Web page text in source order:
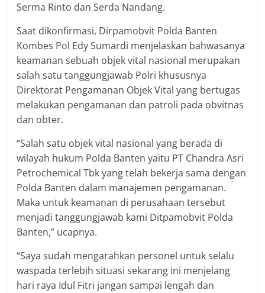
Serma Rinto dan Serda Nandang.
Saat dikonfirmasi, Dirpamobvit Polda Banten
Kombes Pol Edy Sumardi menjelaskan bahwasanya
keamanan sebuah objek vital nasional merupakan
salah satu tanggungjawab Polri khususnya
Direktorat Pengamanan Objek Vital yang bertugas
melakukan pengamanan dan patroli pada obvitnas
dan obter.
“Salah satu objek vital nasional yang berada di
wilayah hukum Polda Banten yaitu PT Chandra Asri
Petrochemical Tbk yang telah bekerja sama dengan
Polda Banten dalam manajemen pengamanan.
Maka untuk keamanan di perusahaan tersebut
menjadi tanggungjawab kami Ditpamobvit Polda
Banten,” ucapnya.
“Saya sudah mengarahkan personel untuk selalu
waspada terlebih situasi sekarang ini menjelang
hari raya Idul Fitri jangan sampai lengah dan